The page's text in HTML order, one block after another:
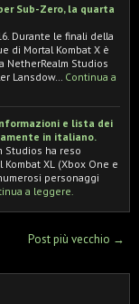
Sub-Zero, la quarta
Durante le finali della
di Mortal Kombat X è
NetherRealm Studios
Lansdow…
Continua a
e lista dei
in italiano.
Studios ha reso
XL (Xbox One e
personaggi
a leggere.
Post più vecchio →